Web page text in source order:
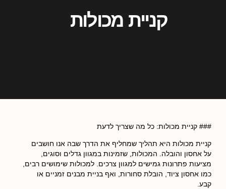
קניית מכולות
### קניית מכולות: כל מה שצריך לדעת
קניית מכולות היא תהליך שמחליף את הדרך שבה אנו חושבים
על אחסון והובלה. המכולות, שזמינות במגוון גדלים וסוגים,
מציעות פתרונות גמישים למגוון צרכים. למכולות שימושים רבים,
כמו אחסון ציוד, הובלת סחורות, ואף בניית מבנים זמניים או
קבע.